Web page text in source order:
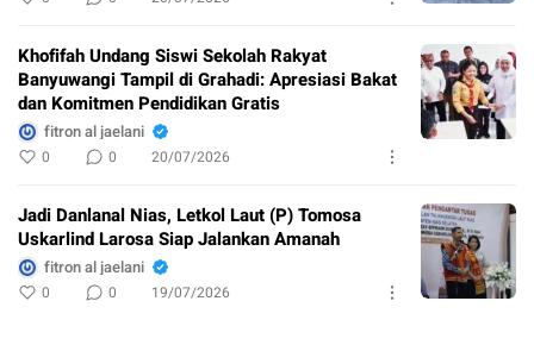
Khofifah Undang Siswi Sekolah Rakyat
Banyuwangi Tampil di Grahadi: Apresiasi Bakat
dan Komitmen Pendidikan Gratis
fitron al jaelani
0 0 20/07/2026
Jadi Danlanal Nias, Letkol Laut (P) Tomosa
Uskarlind Larosa Siap Jalankan Amanah
fitron al jaelani
0 0 19/07/2026